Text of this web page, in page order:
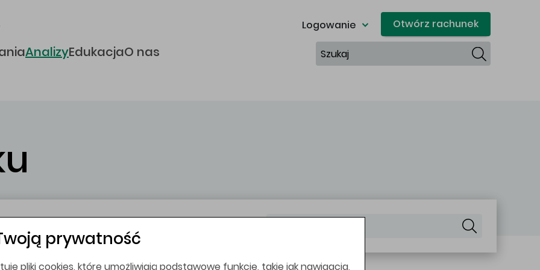
Logowanie Otwórz rachunek
AnalizyEdukacjaO nas Szukaj
Szukaj
prywatność
pliki cookies, które umożliwiają podstawowe funkcje, takie jak nawigacja,